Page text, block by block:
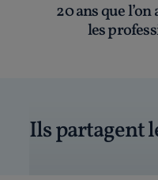
20 ans que
les
Ils partagent